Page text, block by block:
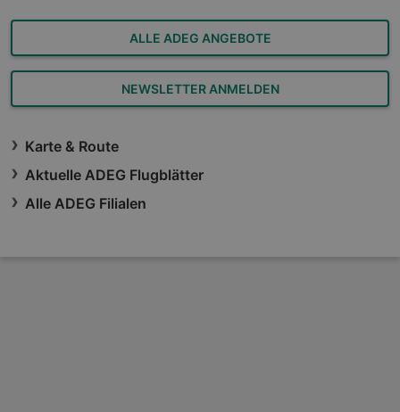
ALLE ADEG ANGEBOTE
NEWSLETTER ANMELDEN
Karte & Route
Aktuelle ADEG Flugblätter
Alle ADEG Filialen